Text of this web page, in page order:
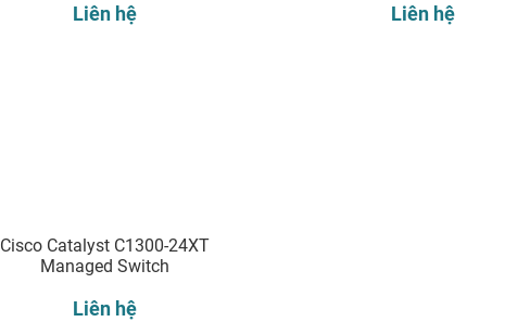
Liên hệ Liên hệ
Cisco Catalyst C1300-24XT
Managed Switch
Liên hệ